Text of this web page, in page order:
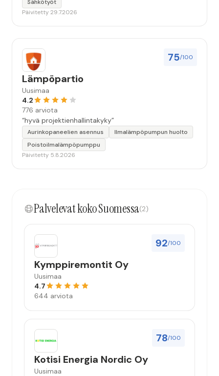
Sähkötyöt
Päivitetty 29.7.2026
75/100
Lämpöpartio
Uusimaa
4.2
776 arviota
“hyvä projektienhallintakyky”
Aurinkopaneelien asennus
Ilmalämpöpumpun huolto
Poistoilmalämpöpumppu
Päivitetty 5.8.2026
Palvelevat koko Suomessa(2)
92/100
Kymppiremontit Oy
Uusimaa
4.7
644 arviota
78/100
Kotisi Energia Nordic Oy
Uusimaa